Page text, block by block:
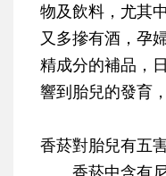
物及飲料，尤其
又多摻有酒，孕
精成分的補品，
響到胎兒的發育
香菸對胎兒有五
香菸中含有尼